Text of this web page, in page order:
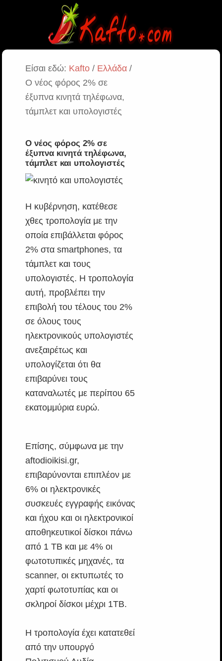
Είσαι εδώ: Kafto/ Ελλάδα/
Ο νέος φόρος 2% σε
έξυπνα κινητά τηλέφωνα,
τάμπλετ και υπολογιστές
Ο νέος φόρος 2% σε
έξυπνα κινητά τηλέφωνα,
τάμπλετ και υπολογιστές
Η κυβέρνηση, κατέθεσε
χθες τροπολογία με την
οποία επιβάλλεται φόρος
2% στα smartphones, τα
τάμπλετ και τους
υπολογιστές. Η τροπολογία
αυτή, προβλέπει την
επιβολή του τέλους του 2%
σε όλους τους
ηλεκτρονικούς υπολογιστές
ανεξαιρέτως και
υπολογίζεται ότι θα
επιβαρύνει τους
καταναλωτές με περίπου 65
εκατομμύρια ευρώ.
Επίσης, σύμφωνα με την
aftodioikisi.gr,
επιβαρύνονται επιπλέον με
6% οι ηλεκτρονικές
συσκευές εγγραφής εικόνας
και ήχου και οι ηλεκτρονικοί
αποθηκευτικοί δίσκοι πάνω
από 1 TB και με 4% οι
φωτοτυπικές μηχανές, τα
scanner, οι εκτυπωτές το
χαρτί φωτοτυπίας και οι
σκληροί δίσκοι μέχρι 1TB.
Η τροπολογία έχει κατατεθεί
από την υπουργό